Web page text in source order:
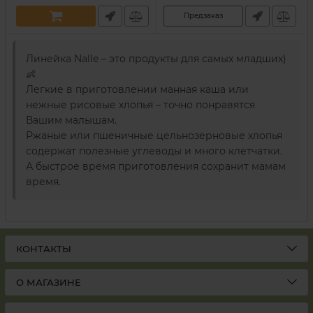
Предзаказ
Линейка Nalle – это продукты для самых младших)
👶
Легкие в приготовлении манная каша или
нежные рисовые хлопья – точно понравятся
Вашим малышам.
Ржаные или пшеничные цельнозерновые хлопья
содержат полезные углеводы и много клетчатки.
А быстрое время приготовления сохранит мамам
время.
КОНТАКТЫ
О МАГАЗИНЕ